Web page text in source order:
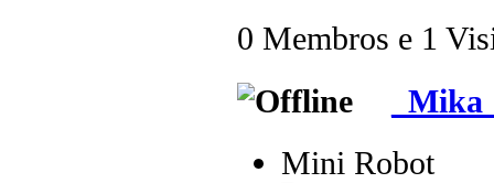
0 Membros e 1
Mini Robot